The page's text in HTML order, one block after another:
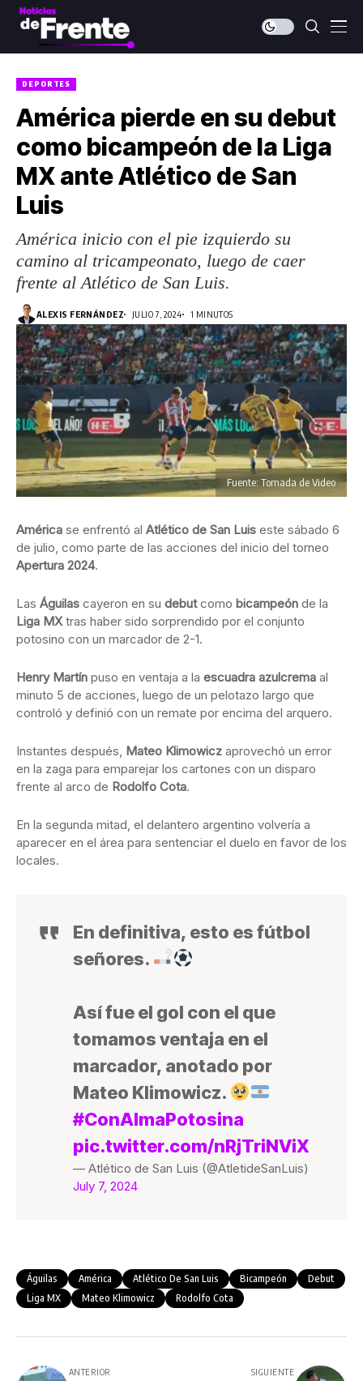
DEPORTES
América pierde en su debut
como bicampeón de la Liga
MX ante Atlético de San
Luis
América inicio con el pie izquierdo su
camino al tricampeonato, luego de caer
frente al Atlético de San Luis.
ALEXIS FERNÁNDEZ JULIO 7, 2024 1 MINUTOS
Fuente: Tomada de Video
América se enfrentó al Atlético de San Luis este sábado 6
de julio, como parte de las acciones del inicio del torneo
Apertura 2024.
Las Águilas cayeron en su debutcomo bicampeón de la
Liga MXtras haber sido sorprendido por el conjunto
potosino con un marcador de 2-1.
Henry Martín puso en ventaja a la escuadra azulcrema al
minuto 5 de acciones, luego de un pelotazo largo que
controló y definió con un remate por encima del arquero.
Instantes después, Mateo Klimowicz aprovechó un error
en la zaga para emparejar los cartones con un disparo
frente al arco de Rodolfo Cota.
En la segunda mitad, el delantero argentino volvería a
aparecer en el área para sentenciar el duelo en favor de los
locales.
En definitiva, esto es fútbol
señores.
Así fue el gol con el que
tomamos ventaja en el
marcador, anotado por
Mateo Klimowicz.
#ConAlmaPotosina
pic.twitter.com/nRjTriNViX
— Atlético de San Luis (@AtletideSanLuis)
July 7, 2024
Águilas América Atlético De San Luis Bicampeón
Debut
Liga MX
Mateo Klimowicz Rodolfo Cota
ANTERIOR SIGUIENTE